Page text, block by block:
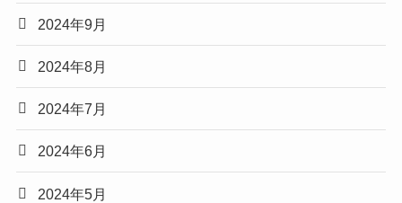
2024年9月
2024年8月
2024年7月
2024年6月
2024年5月